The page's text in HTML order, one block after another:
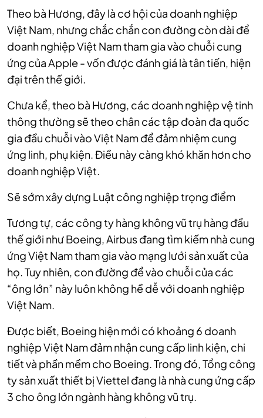
Theo bà Hương, đây là cơ hội của doanh nghiệp
Việt Nam, nhưng chắc chắn con đường còn dài để
doanh nghiệp Việt Nam tham gia vào chuỗi cung
ứng của Apple - vốn được đánh giá là tân tiến, hiện
đại trên thế giới.
Chưa kể, theo bà Hương, các doanh nghiệp vệ tinh
thông thường sẽ theo chân các tập đoàn đa quốc
gia đầu chuỗi vào Việt Nam để đảm nhiệm cung
ứng linh, phụ kiện. Điều này càng khó khăn hơn cho
doanh nghiệp Việt.
Sẽ sớm xây dựng Luật công nghiệp trọng điểm
Tương tự, các công ty hàng không vũ trụ hàng đầu
thế giới như Boeing, Airbus đang tìm kiếm nhà cung
ứng Việt Nam tham gia vào mạng lưới sản xuất của
họ. Tuy nhiên, con đường để vào chuỗi của các
“ông lớn” này luôn không hề dễ với doanh nghiệp
Việt Nam.
Được biết, Boeing hiện mới có khoảng 6 doanh
nghiệp Việt Nam đảm nhận cung cấp linh kiện, chi
tiết và phần mềm cho Boeing. Trong đó, Tổng công
ty sản xuất thiết bị Viettel đang là nhà cung ứng cấp
3 cho ông lớn ngành hàng không vũ trụ.